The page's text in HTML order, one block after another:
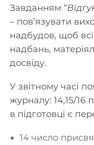
Завданням “
– пов’язувати
надбудов, щоб
надбань,
досвіду.
У звітному часі
журналу: 14,15/16
в підготовці є
14 число